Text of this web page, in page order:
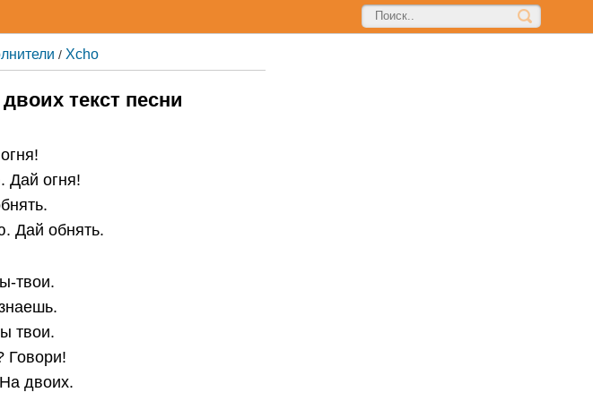
/ Xcho
текст песни
Дай огня!
Дай обнять.
твои.
твои.
Говори!
двоих.